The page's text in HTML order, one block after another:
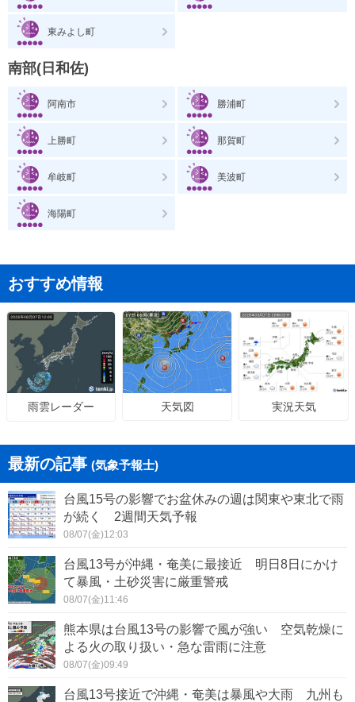
東みよし町
南部(日和佐)
阿南市 勝浦町
上勝町 那賀町
牟岐町 美波町
海陽町
おすすめ情報
雨雲レーダー 天気図 実況天気
最新の記事 (気象予報士)
台風15号の影響でお盆休みの週は関東や東北で雨
が続く 2週間天気予報
08/07(金)12:03
台風13号が沖縄・奄美に最接近 明日8日にかけ
て暴風・土砂災害に厳重警戒
08/07(金)11:46
熊本県は台風13号の影響で風が強い 空気乾燥に
よる火の取り扱い・急な雷雨に注意
08/07(金)09:49
台風13号接近で沖縄・奄美は暴風や大雨 九州も